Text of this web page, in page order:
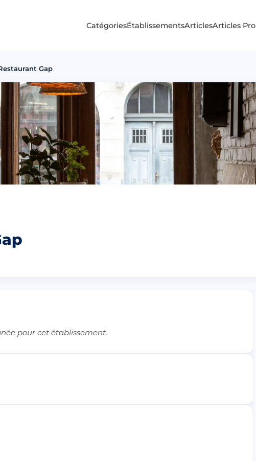
CatégoriesÉtablissementsArticlesArticles Pro
Gap
pour cet établissement.